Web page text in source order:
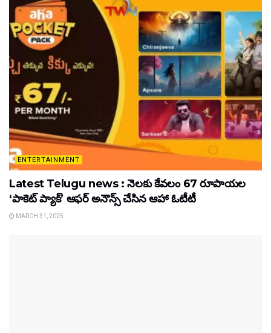
ENTERTAINMENT
Latest Telugu news : నెలకు కేవలం 67 రూపాయల
‘పాకెట్ ప్యాక్’ ఆఫర్ అనౌన్స్ చేసిన ఆహా ఓటీటీ
MARCH 31, 2025